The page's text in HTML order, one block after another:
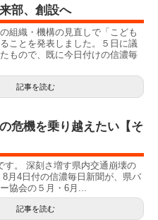
部、創設へ
組織・機構の見直しで「こども
ことを発表しました。５日に議
もので、既に今日付けの信濃毎
記事を読む
危機を乗り越えたい【そ
す。 深刻さ増す県内交通崩壊の
月4日付の信濃毎日新聞が、県バ
協会の５月・6月...
記事を読む